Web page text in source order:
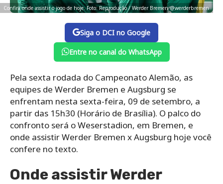
Confira onde assistir o jogo de hoje. Foto: Reprodução / Werder Bremen @werderbremen
Siga o DCI no Google
Entre no canal do WhatsApp
Pela sexta rodada do Campeonato Alemão, as
equipes de Werder Bremen e Augsburg se
enfrentam nesta sexta-feira, 09 de setembro, a
partir das 15h30 (Horário de Brasília). O palco do
confronto será o Weserstadion, em Bremen, e
onde assistir Werder Bremen x Augsburg hoje você
confere no texto.
Onde assistir Werder